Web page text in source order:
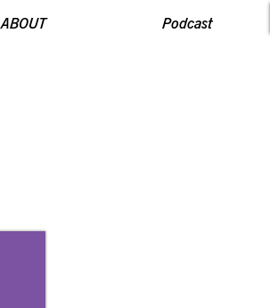
ABOUT Podcast